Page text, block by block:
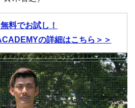
料でお試し！
の詳細はこちら＞＞